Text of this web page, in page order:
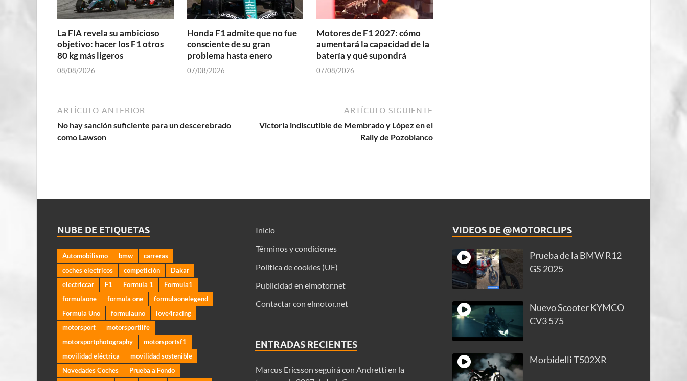
La FIA revela su ambicioso
objetivo: hacer los F1 otros
80 kg más ligeros
08/08/2026
Honda F1 admite que no fue
consciente de su gran
problema hasta enero
07/08/2026
Motores de F1 2027: cómo
aumentará la capacidad de la
batería y qué supondrá
07/08/2026
ARTÍCULO ANTERIOR
No hay sanción suficiente para un descerebrado
como Lawson
ARTÍCULO SIGUIENTE
Victoria indiscutible de Membrado y López en el
Rally de Pozoblanco
NUBE DE ETIQUETAS
Automobilismo bmw
carreras
coches electricos
competición
Dakar
electriccar
F1 Formula 1
Formula1
formulaone
formula one
formulaonelegend
Formula Uno
formulauno
love4racing
motorsport
motorsportlife
motorsportphotography
motorsportsf1
movilidad eléctrica
movilidad sostenible
Novedades Coches
Prueba a Fondo
Inicio
Términos y condiciones
Política de cookies (UE)
Publicidad en elmotor.net
Contactar con elmotor.net
ENTRADAS RECIENTES
Marcus Ericsson seguirá con Andretti en la
VIDEOS DE @MOTORCLIPS
Prueba de la BMW R12
GS 2025
Nuevo Scooter KYMCO
CV3 575
Morbidelli T502XR